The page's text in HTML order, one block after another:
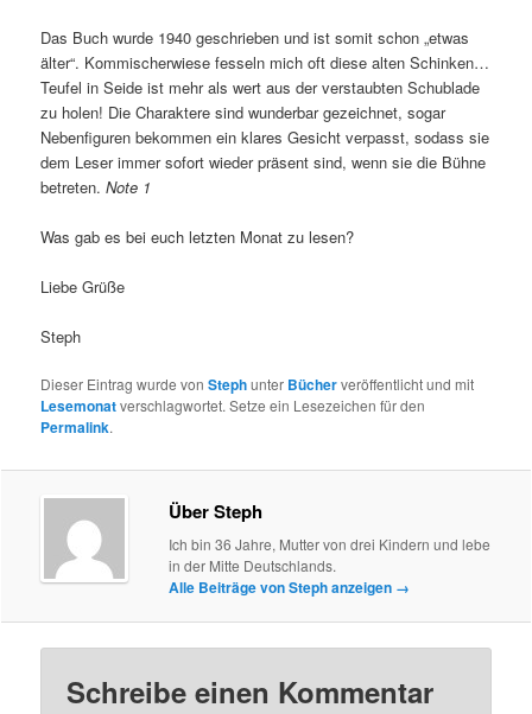
Das Buch wurde 1940 geschrieben und ist somit schon „etwas
älter“. Kommischerwiese fesseln mich oft diese alten Schinken…
Teufel in Seide ist mehr als wert aus der verstaubten Schublade
zu holen! Die Charaktere sind wunderbar gezeichnet, sogar
Nebenfiguren bekommen ein klares Gesicht verpasst, sodass sie
dem Leser immer sofort wieder präsent sind, wenn sie die Bühne
betreten.Note 1
Was gab es bei euch letzten Monat zu lesen?
Liebe Grüße
Steph
Dieser Eintrag wurde vonStephunter Bücherveröffentlicht und mit
Lesemonatverschlagwortet. Setze ein Lesezeichen für den
Permalink.
Über Steph
Ich bin 36 Jahre, Mutter von drei Kindern und lebe
in der Mitte Deutschlands.
Alle Beiträge von Steph anzeigen →
Schreibe einen Kommentar